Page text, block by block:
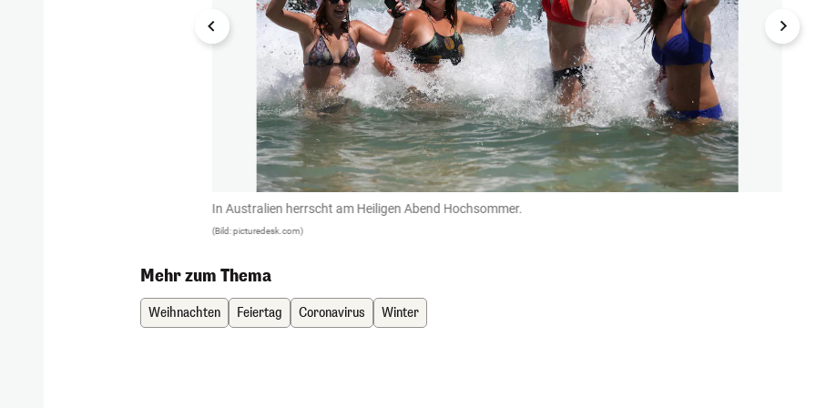
In Australien herrscht am Heiligen Abend Hochsommer.
(Bild: picturedesk.com)
Mehr zum Thema
Weihnachten Feiertag Coronavirus Winter